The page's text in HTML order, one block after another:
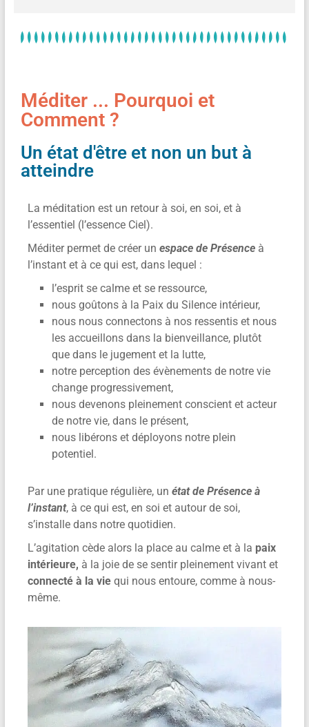
Méditer ... Pourquoi et
Comment ?
Un état d'être et non un but à
atteindre
La méditation est un retour à soi, en soi, et à
l’essentiel (l’essence Ciel).
Méditer permet de créer un espace de Présenceà
l’instant et à ce qui est, dans lequel :
l’esprit se calme et se ressource,
nous goûtons à la Paix du Silence intérieur,
nous nous connectons à nos ressentis et nous
les accueillons dans la bienveillance, plutôt
que dans le jugement et la lutte,
notre perception des évènements de notre vie
change progressivement,
nous devenons pleinement conscient et acteur
de notre vie, dans le présent,
nous libérons et déployons notre plein
potentiel.
Par une pratique régulière, un état de Présence à
l’instant, à ce qui est, en soi et autour de soi,
s’installe dans notre quotidien.
L’agitation cède alors la place au calme et à la paix
intérieure, à la joie de se sentir pleinement vivant et
connecté à la viequi nous entoure, comme à nous-
même.